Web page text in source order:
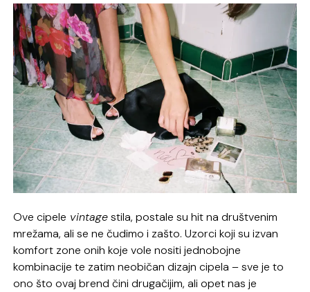
Ove cipele vintagestila, postale su hit na društvenim
mrežama, ali se ne čudimo i zašto. Uzorci koji su izvan
komfort zone onih koje vole nositi jednobojne
kombinacije te zatim neobičan dizajn cipela – sve je to
ono što ovaj brend čini drugačijim, ali opet nas je